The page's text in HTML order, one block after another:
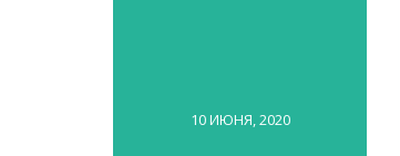
10 ИЮНЯ, 2020